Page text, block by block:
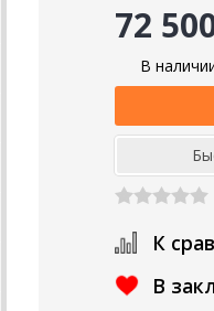
72
В
К
В